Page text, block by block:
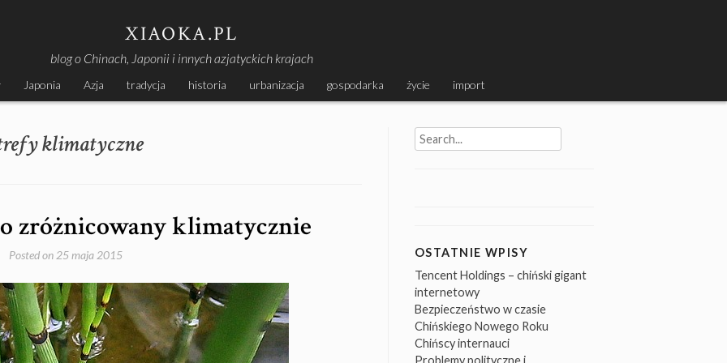
XIAOKA.PL
blog o Chinach, Japonii i innych azjatyckich krajach
Japonia Azja tradycja historia urbanizacja gospodarka życie import
klimatyczne
zróżnicowany klimatycznie
Posted on 25 maja 2015
Search
for:
OSTATNIE WPISY
Tencent Holdings – chiński gigant
internetowy
Bezpieczeństwo w czasie
Chińskiego Nowego Roku
Chińscy internauci
Problemy polityczne i